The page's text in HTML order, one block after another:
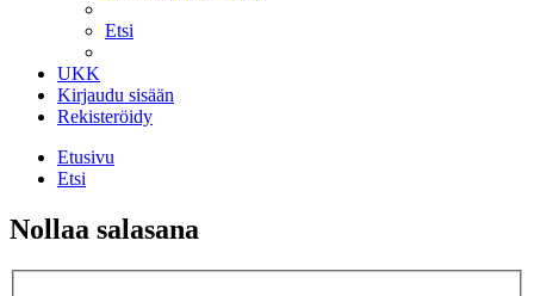
Etsi
UKK
Kirjaudu sisään
Rekisteröidy
Etusivu
Etsi
Nollaa salasana